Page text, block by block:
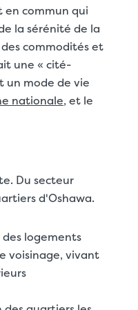
en commun qui
la sérénité de la
commodités et
une « cité-
un mode de vie
nationale, et le
Du secteur
d'Oshawa.
logements
voisinage, vivant